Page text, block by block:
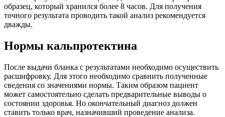
образец, который хранился более 8 часов. Для получения
точного результата проводить такой анализ рекомендуется
дважды.
Нормы кальпротектина
После выдачи бланка с результатами необходимо осуществить
расшифровку. Для этого необходимо сравнить полученные
сведения со значениями нормы. Таким образом пациент
может самостоятельно сделать предварительные выводы о
состоянии здоровья. Но окончательный диагноз должен
ставить только врач, назначивший проведение анализа.